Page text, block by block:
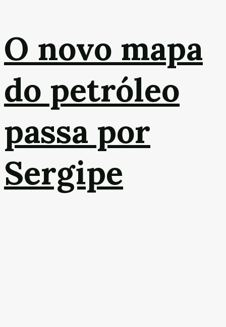
O novo mapa
do petróleo
passa por
Sergipe